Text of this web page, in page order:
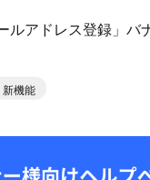
ルアドレス登録」バ
機能